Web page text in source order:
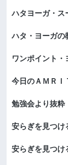
ハタヨーガ・ス
ハタ・ヨーガの
ワンポイント・
今日のＡＭＲＩ
勉強会より抜粋
安らぎを見つけ
安らぎを見つけ